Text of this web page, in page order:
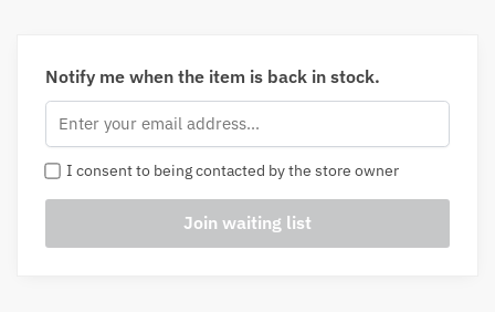
Notify me when the item is back in stock.
I consent to being contacted by the store owner